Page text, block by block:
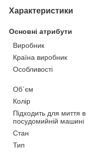
Характеристики
Основні атрибути
Виробник
Країна виробник
Особливості
Об`єм
Колір
Підходить для миття в
посудомийній машині
Стан
Тип